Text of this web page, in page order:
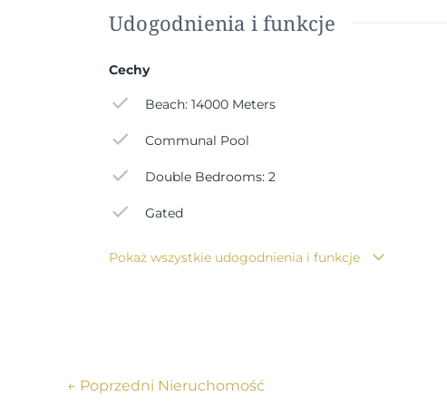
Udogodnienia i funkcje
Cechy
Beach: 14000 Meters
Communal Pool
Double Bedrooms: 2
Gated
Pokaż wszystkie udogodnienia i funkcje
← Poprzedni Nieruchomość